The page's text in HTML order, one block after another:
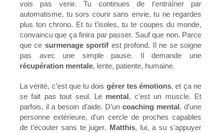
vois pas venir. Tu continues de t’entraîner par
automatisme, tu sors courir sans envie, tu ne regardes
plus ton chrono. Et tu t’isoles, tu te coupes du monde,
convaincu que ça finira par passer. Sauf que non. Parce
que ce surmenage sportif est profond. Il ne se soigne
pas avec une simple pause. Il demande une
récupération mentale, lente, patiente, humaine.
La vérité, c’est que tu dois gérer tes émotions, et ça ne
se fait pas tout seul. Le mental, c’est un muscle. Et
parfois, il a besoin d’aide. D’uncoaching mental, d’une
personne extérieure, d’un cercle de proches capables
de t’écouter sans te juger. Matthis, lui, a su s’appuyer